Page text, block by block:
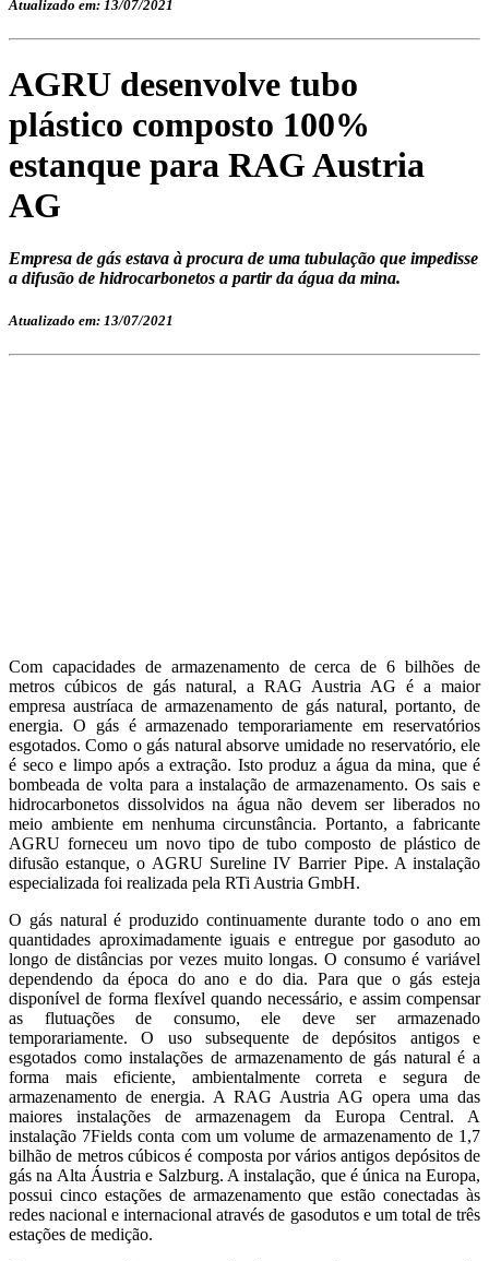
Atualizado em: 13/07/2021
AGRU desenvolve tubo
plástico composto 100%
estanque para RAG Austria
AG
Empresa de gás estava à procura de uma tubulação que impedisse
a difusão de hidrocarbonetos a partir da água da mina.
Atualizado em: 13/07/2021
Com capacidades de armazenamento de cerca de 6 bilhões de
metros cúbicos de gás natural, a RAG Austria AG é a maior
empresa austríaca de armazenamento de gás natural, portanto, de
energia. O gás é armazenado temporariamente em reservatórios
esgotados. Como o gás natural absorve umidade no reservatório, ele
é seco e limpo após a extração. Isto produz a água da mina, que é
bombeada de volta para a instalação de armazenamento. Os sais e
hidrocarbonetos dissolvidos na água não devem ser liberados no
meio ambiente em nenhuma circunstância. Portanto, a fabricante
AGRU forneceu um novo tipo de tubo composto de plástico de
difusão estanque, o AGRU Sureline IV Barrier Pipe. A instalação
especializada foi realizada pela RTi Austria GmbH.
O gás natural é produzido continuamente durante todo o ano em
quantidades aproximadamente iguais e entregue por gasoduto ao
longo de distâncias por vezes muito longas. O consumo é variável
dependendo da época do ano e do dia. Para que o gás esteja
disponível de forma flexível quando necessário, e assim compensar
as flutuações de consumo, ele deve ser armazenado
temporariamente. O uso subsequente de depósitos antigos e
esgotados como instalações de armazenamento de gás natural é a
forma mais eficiente, ambientalmente correta e segura de
armazenamento de energia. A RAG Austria AG opera uma das
maiores instalações de armazenagem da Europa Central. A
instalação 7Fields conta com um volume de armazenamento de 1,7
bilhão de metros cúbicos é composta por vários antigos depósitos de
gás na Alta Áustria e Salzburg. A instalação, que é única na Europa,
possui cinco estações de armazenamento que estão conectadas às
redes nacional e internacional através de gasodutos e um total de três
estações de medição.